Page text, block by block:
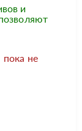
и
не